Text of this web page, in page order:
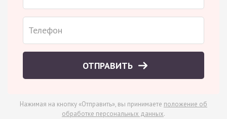
ОТПРАВИТЬ
Нажимая на кнопку «Отправить», вы принимаете положение об
обработке персональных данных.